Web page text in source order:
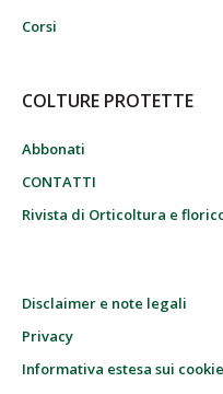
Corsi
COLTURE PROTETTE
Abbonati
CONTATTI
Rivista di Orticoltura e
Disclaimer e note legali
Privacy
Informativa estesa sui cookie